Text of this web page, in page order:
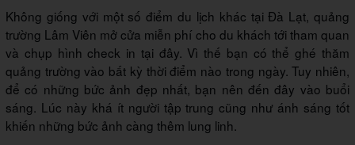
Không giống với một số điểm du lịch khác tại Đà Lạt, quảng
trường Lâm Viên mở cửa miễn phí cho du khách tới tham quan
và chụp hình check in tại đây. Vì thế bạn có thể ghé thăm
quảng trường vào bất kỳ thời điểm nào trong ngày. Tuy nhiên,
để có những bức ảnh đẹp nhất, bạn nên đến đây vào buổi
sáng. Lúc này khá ít người tập trung cũng như ánh sáng tốt
khiến những bức ảnh càng thêm lung linh.